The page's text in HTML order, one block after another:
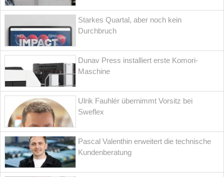
Starkes Quartal, aber noch kein
Durchbruch
Dunav Press installiert erste Komori-
Maschine
Ulrik Fauhlér übernimmt Vorsitz bei
Sweflex
Pascal Valenthin erweitert die technische
Kundenberatung